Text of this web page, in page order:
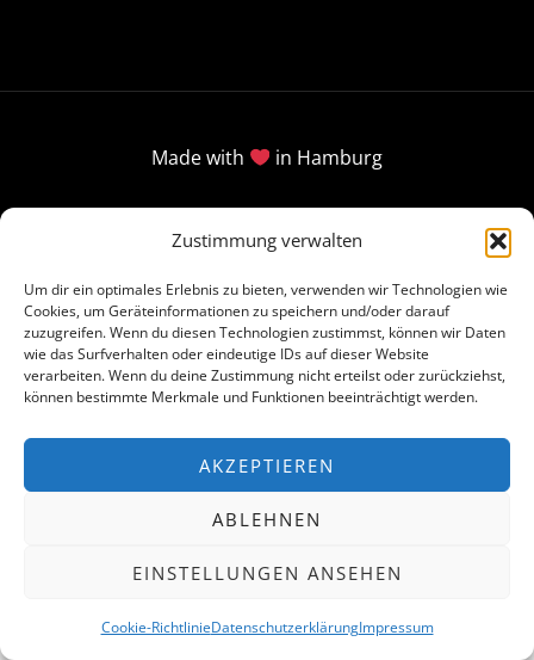
Zustimmung verwalten
Um dir ein optimales Erlebnis zu bieten, verwenden wir Technologien wie
Cookies, um Geräteinformationen zu speichern und/oder darauf
zuzugreifen. Wenn du diesen Technologien zustimmst, können wir Daten
wie das Surfverhalten oder eindeutige IDs auf dieser Website
verarbeiten. Wenn du deine Zustimmung nicht erteilst oder zurückziehst,
können bestimmte Merkmale und Funktionen beeinträchtigt werden.
AKZEPTIEREN
ABLEHNEN
EINSTELLUNGEN ANSEHEN
Cookie-RichtlinieDatenschutzerklärungImpressum
Made with in Hamburg